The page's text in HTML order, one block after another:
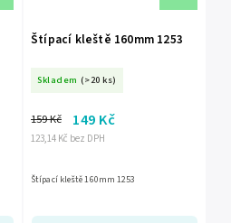
Štípací kleště 160mm 1253
Skladem (>20 ks)
123,14 Kč bez DPH
159 Kč 149 Kč
Štípací kleště 160mm 1253